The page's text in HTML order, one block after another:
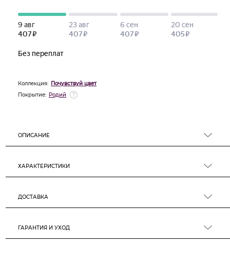
Коллекция: Почувствуй цвет
Покрытие: Родий
ОПИСАНИЕ
ХАРАКТЕРИСТИКИ
ДОСТАВКА
ГАРАНТИЯ И УХОД